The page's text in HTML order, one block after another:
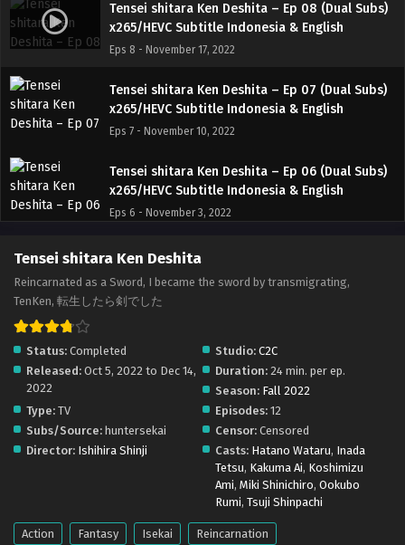
Tensei shitara Ken Deshita – Ep 08 (Dual Subs)
x265/HEVC Subtitle Indonesia & English
Eps 8 - November 17, 2022
Tensei shitara Ken Deshita – Ep 07 (Dual Subs)
x265/HEVC Subtitle Indonesia & English
Eps 7 - November 10, 2022
Tensei shitara Ken Deshita – Ep 06 (Dual Subs)
x265/HEVC Subtitle Indonesia & English
Eps 6 - November 3, 2022
Tensei shitara Ken Deshita – Ep 05 (Dual Subs)
Eps 5 - October 27, 2022
x265/HEVC Subtitle Indonesia & English
Eps 4 - October 20, 2022
Tensei shitara Ken Deshita – Ep 03 (Dual Subs)
x265/HEVC Subtitle Indonesia & English
Eps 3 - October 13, 2022
Tensei shitara Ken Deshita – Ep 02 (Dual Subs)
Eps 2 - October 6, 2022
Tensei shitara Ken Deshita
Reincarnated as a Sword, I became the sword by transmigrating,
TenKen, 転生したら剣でした
Status: Completed Studio: C2C
Released: Oct 5, 2022 to Dec 14,
2022
Duration: 24 min. per ep.
Season: Fall 2022
Type: TV Episodes: 12
Subs/Source: huntersekai Censor: Censored
Director: Ishihira Shinji Casts: Hatano Wataru, Inada
Tetsu, Kakuma Ai, Koshimizu
Ami, Miki Shinichiro, Ookubo
Rumi, Tsuji Shinpachi
Action Fantasy Isekai Reincarnation